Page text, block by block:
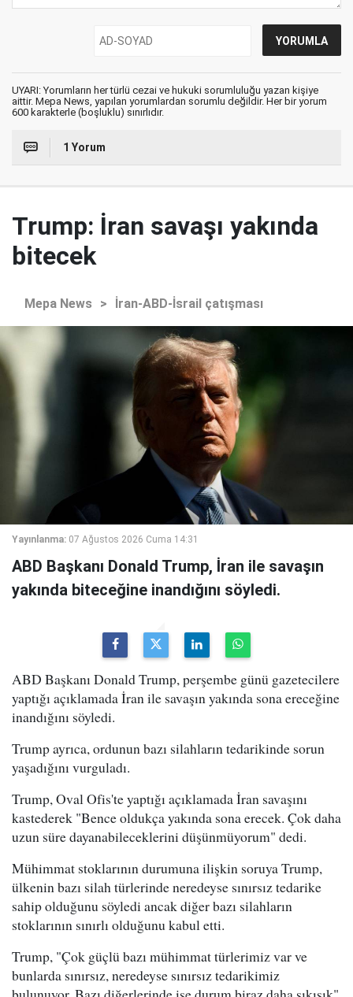
UYARI: Yorumların her türlü cezai ve hukuki sorumluluğu yazan kişiye
aittir. Mepa News, yapılan yorumlardan sorumlu değildir. Her bir yorum
600 karakterle (boşluklu) sınırlıdır.
1 Yorum
Trump: İran savaşı yakında
bitecek
Mepa News > İran-ABD-İsrail çatışması
Yayınlanma: 07 Ağustos 2026 Cuma 14:31
ABD Başkanı Donald Trump, İran ile savaşın
yakında biteceğine inandığını söyledi.
ABD Başkanı Donald Trump, perşembe günü gazetecilere
yaptığı açıklamada İran ile savaşın yakında sona ereceğine
inandığını söyledi.
Trump ayrıca, ordunun bazı silahların tedarikinde sorun
yaşadığını vurguladı.
Trump, Oval Ofis'te yaptığı açıklamada İran savaşını
kastederek "Bence oldukça yakında sona erecek. Çok daha
uzun süre dayanabileceklerini düşünmüyorum" dedi.
Mühimmat stoklarının durumuna ilişkin soruya Trump,
ülkenin bazı silah türlerinde neredeyse sınırsız tedarike
sahip olduğunu söyledi ancak diğer bazı silahların
stoklarının sınırlı olduğunu kabul etti.
Trump, "Çok güçlü bazı mühimmat türlerimiz var ve
bunlarda sınırsız, neredeyse sınırsız tedarikimiz